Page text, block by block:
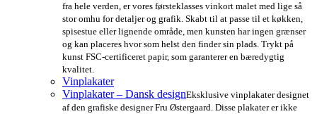
fra hele verden, er vores førsteklasses vinkort malet med lige så
stor omhu for detaljer og grafik. Skabt til at passe til et køkken,
spisestue eller lignende område, men kunsten har ingen grænser
og kan placeres hvor som helst den finder sin plads. Trykt på
kunst FSC-certificeret papir, som garanterer en bæredygtig
kvalitet.
Vinplakater
Vinplakater – Dansk designEksklusive vinplakater designet
af den grafiske designer Fru Østergaard. Disse plakater er ikke